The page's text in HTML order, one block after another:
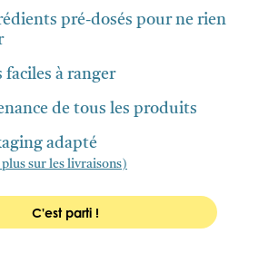
pré-dosés pour ne rien
faciles à ranger
de tous les produits
adapté
sur les livraisons)
C'est parti !